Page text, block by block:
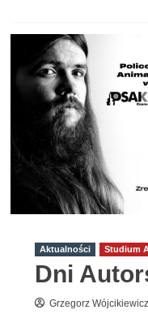
na
w
Aktualności Studium
Dni
Grzegorz Wójcikiewicz